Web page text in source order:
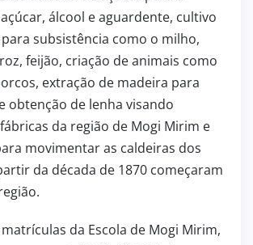
álcool e aguardente, cultivo
subsistência como o milho,
feijão, criação de animais como
extração de madeira para
obtenção de lenha visando
da região de Mogi Mirim e
movimentar as caldeiras dos
da década de 1870 começaram
da Escola de Mogi Mirim,